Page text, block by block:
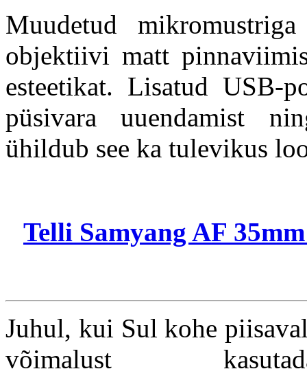
Muudetud
objektiivi matt
esteetikat. Lisatud USB-
püsivara uuendamist
ühildub see ka tulevikus
Telli Samyang AF
Juhul, kui Sul kohe
võimalust